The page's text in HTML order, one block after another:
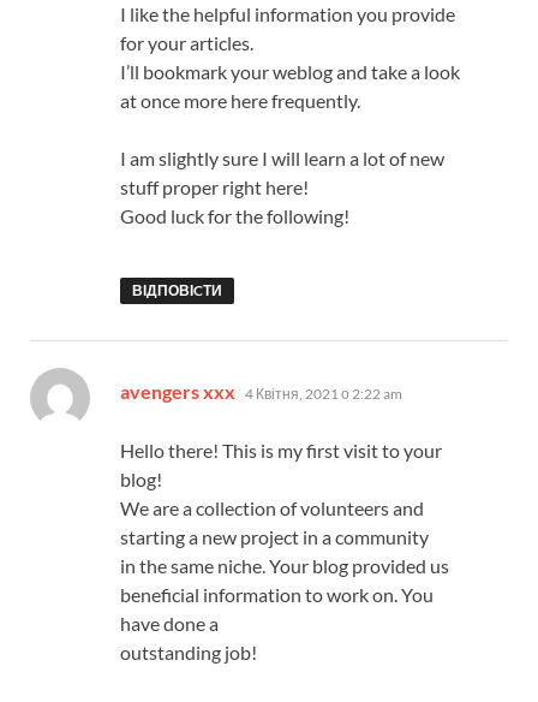
I like the helpful information you provide
for your articles.
I’ll bookmark your weblog and take a look
at once more here frequently.
I am slightly sure I will learn a lot of new
stuff proper right here!
Good luck for the following!
ВІДПОВІCТИ
avengers xxx 4 Квітня, 2021 о 2:22 am
Hello there! This is my first visit to your
blog!
We are a collection of volunteers and
starting a new project in a community
in the same niche. Your blog provided us
beneficial information to work on. You
have done a
outstanding job!